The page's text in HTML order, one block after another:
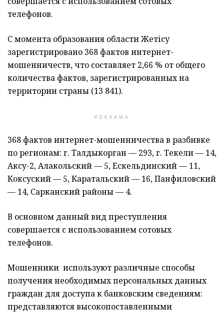
телефонов.
С момента образования области Жетісу
зарегистрировано 368 фактов интернет-
мошенничеств, что составляет 2,66 % от общего
количества фактов, зарегистрированных на
территории страны (13 841).
РЕКЛАМА
368 фактов интернет-мошенничества в разбивке
по регионам: г. Талдыкорган — 293, г. Текели — 14,
Аксу-2, Алакольский — 5, Ескельдинский — 11,
Коксуский — 5, Каратальский — 16, Панфиловский
— 14, Сарканский районы — 4.
В основном данный вид преступления
совершается с использованием сотовых
телефонов.
Мошенники используют различные способы
получения необходимых персональных данных
граждан для доступа к банковским сведениям:
представляются высокопоставленными